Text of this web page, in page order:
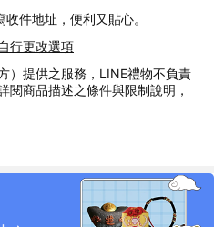
件地址，便利又貼心。
行更改選項
）提供之服務，LINE禮物不負責
閱商品描述之條件與限制說明，